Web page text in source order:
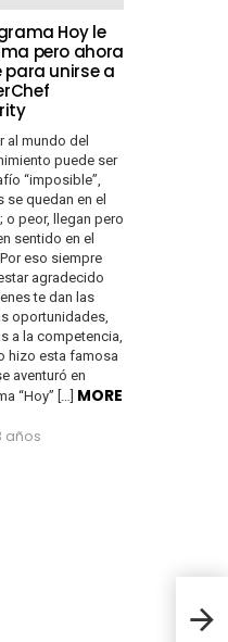
Hoy le
pero ahora
para unirse a
al mundo del
puede ser
“imposible”,
se quedan en el
o peor, llegan pero
sentido en el
eso siempre
agradecido
te dan las
oportunidades,
a la competencia,
hizo esta famosa
aventuró en
“Hoy” […] MORE
años